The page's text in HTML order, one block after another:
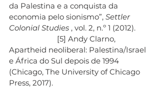
da Palestina e a conquista da
economia pelo sionismo”, Settler
Colonial Studies , vol. 2, n.º 1 (2012).
[5] Andy Clarno,
Apartheid neoliberal: Palestina/Israel
e África do Sul depois de 1994
(Chicago, The University of Chicago
Press, 2017).